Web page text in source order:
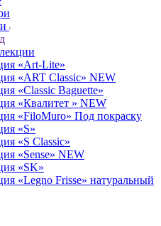
«Art-Lite»
«ART Classic» NEW
«Classic Baguette»
«Квалитет » NEW
«FiloMuro» Под покраску
«S»
«S Classic»
«Sense» NEW
«SK»
«Legno Frisse» натуральный